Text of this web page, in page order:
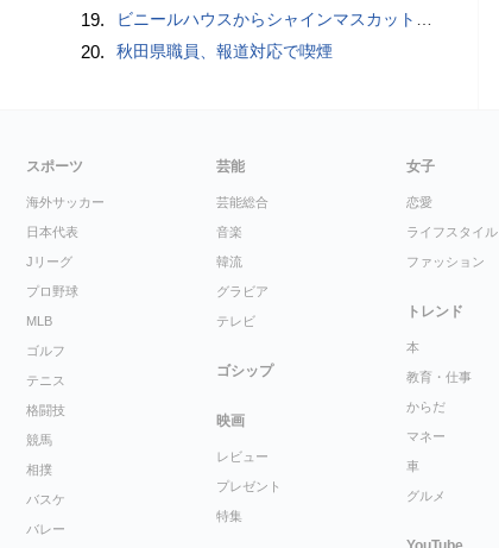
19. ビニールハウスからシャインマスカット約200房を盗んだ疑い ネットで販売か 無職の男（42）逮捕 岡山県警
20. 秋田県職員、報道対応で喫煙
スポーツ
海外サッカー
日本代表
Jリーグ
プロ野球
MLB
ゴルフ
テニス
格闘技
競馬
相撲
バスケ
バレー
芸能
芸能総合
音楽
韓流
グラビア
テレビ
ゴシップ
映画
レビュー
プレゼント
特集
女子
恋愛
ライフスタイル
ファッション
トレンド
本
教育・仕事
からだ
マネー
車
グルメ